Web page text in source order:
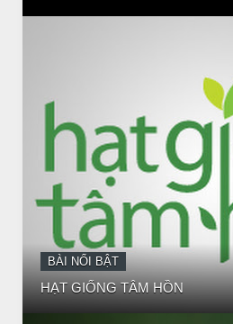
BÀI NỔI BẬT
BÀI HỌC LỚN TỪ MỘT EM BÉ